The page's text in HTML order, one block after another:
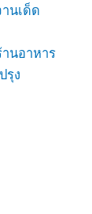
นเด็ด
นอาหาร
รุง